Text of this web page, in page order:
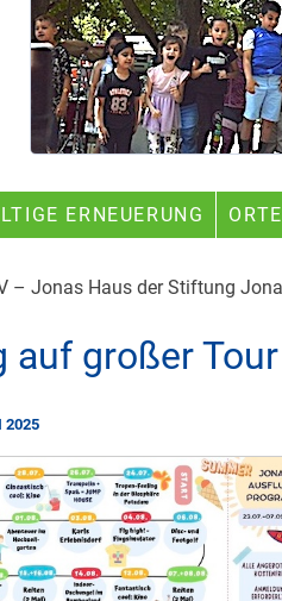
ERNEUERUNG
– Jonas Haus der Stiftung
auf großer
2025